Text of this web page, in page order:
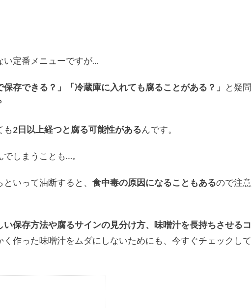
い定番メニューですが…
保存できる？」「冷蔵庫に入れても腐ることがある？」
と疑問
も2日以上経つと腐る可能性があるんです。
しまうことも…。
いって油断すると、 食中毒の原因になることもあるので注意
い保存方法や腐るサインの見分け方、味噌汁を長持ちさせるコ
作った味噌汁をムダにしないためにも、今すぐチェックして